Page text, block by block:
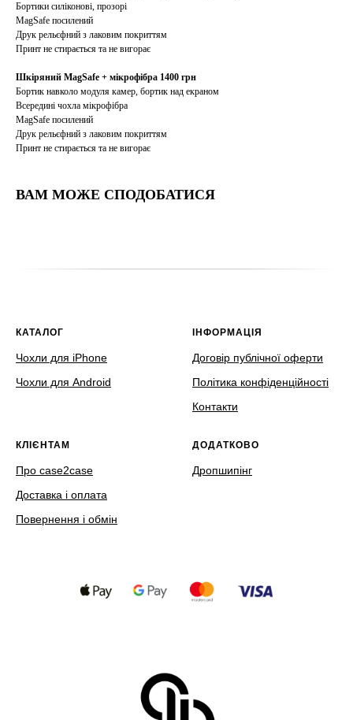
Бортики силіконові, прозорі
MagSafe посилений
Друк рельєфний з лаковим покриттям
Принт не стирається та не вигорає
Шкіряний MagSafe + мікрофібра 1400 грн
Бортик навколо модуля камер, бортик над екраном
Всередині чохла мікрофібра
MagSafe посилений
Друк рельєфний з лаковим покриттям
Принт не стирається та не вигорає
ВАМ МОЖЕ СПОДОБАТИСЯ
КАТАЛОГ
Чохли для iPhone
Чохли для Android
ІНФОРМАЦІЯ
Договір публічної оферти
Політика конфіденційності
Контакти
КЛІЄНТАМ
Про case2case
Доставка і оплата
Повернення і обмін
ДОДАТКОВО
Дропшипінг